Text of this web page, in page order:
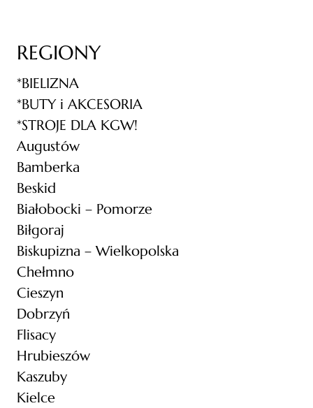
REGIONY
*BIELIZNA
*BUTY i AKCESORIA
*STROJE DLA KGW!
Augustów
Bamberka
Beskid
Białobocki – Pomorze
Biłgoraj
Biskupizna – Wielkopolska
Chełmno
Cieszyn
Dobrzyń
Flisacy
Hrubieszów
Kaszuby
Kielce